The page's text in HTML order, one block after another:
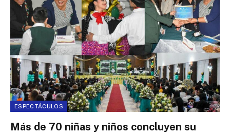
ESPECTÁCULOS
Más de 70 niñas y niños concluyen su